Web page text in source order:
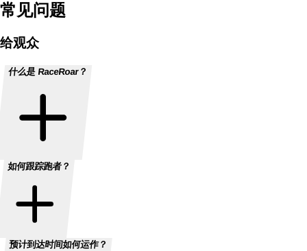
常见问题
给观众
什么是 RaceRoar？
如何跟踪跑者？
预计到达时间如何运作？